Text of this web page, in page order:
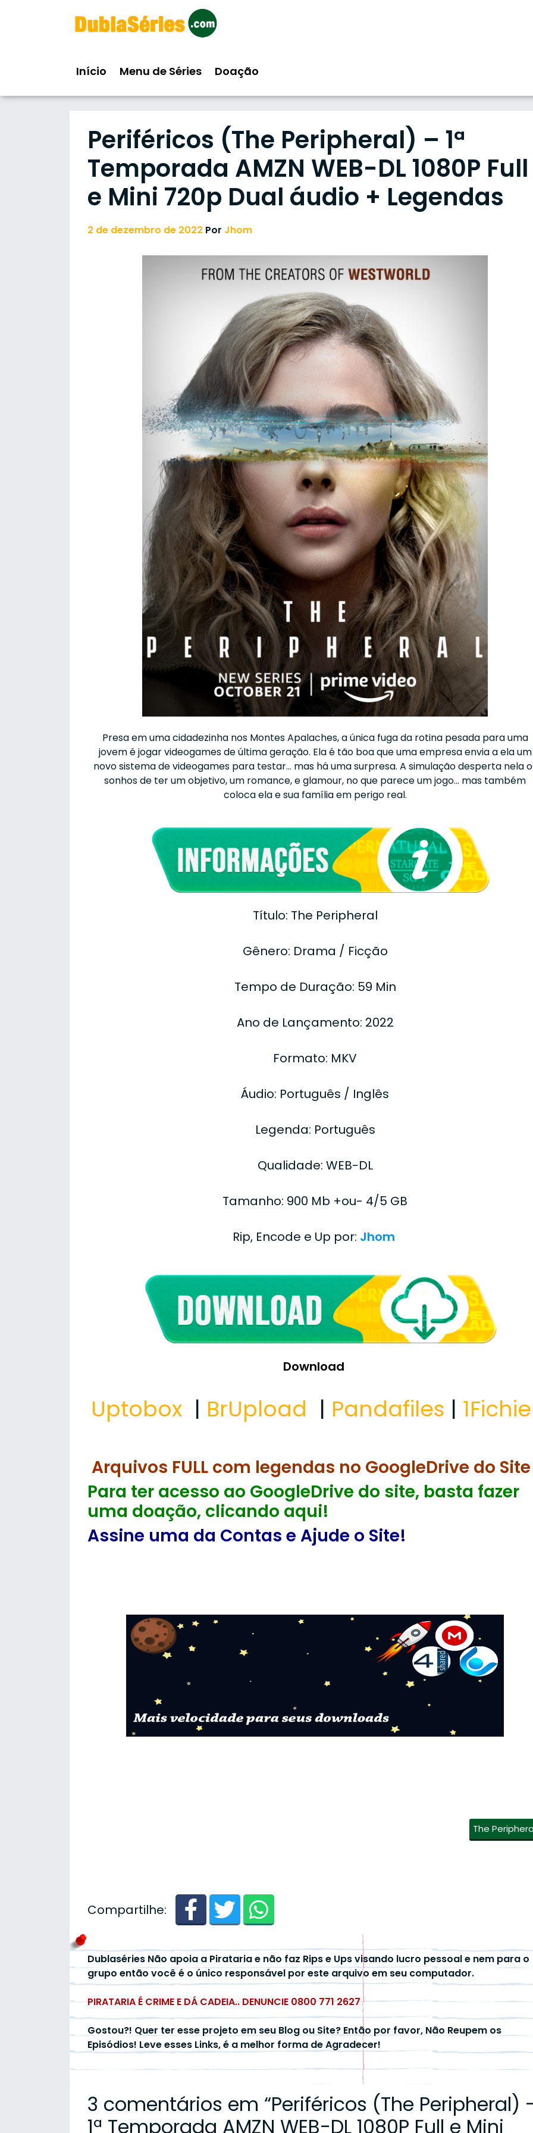
Início Menu de Séries Doação
Periféricos (The Peripheral) – 1ª
Temporada AMZN WEB-DL 1080P Full
e Mini 720p Dual áudio + Legendas
2 de dezembro de 2022 Por Jhom
Presa em uma cidadezinha nos Montes Apalaches, a única fuga da rotina pesada para uma
jovem é jogar videogames de última geração. Ela é tão boa que uma empresa envia a ela um
novo sistema de videogames para testar… mas há uma surpresa. A simulação desperta nela
sonhos de ter um objetivo, um romance, e glamour, no que parece um jogo… mas também
coloca ela e sua família em perigo real.
Título: The Peripheral
Gênero: Drama / Ficção
Tempo de Duração: 59 Min
Ano de Lançamento: 2022
Formato: MKV
Áudio: Português / Inglês
Legenda: Português
Qualidade: WEB-DL
Tamanho: 900 Mb +ou- 4/5 GB
Rip, Encode e Up por: Jhom
Download
Uptobox | BrUpload | Pandafiles |
Arquivos FULL com legendas no GoogleDrive do Site
Para ter acesso ao GoogleDrive do site, basta fazer
uma doação, clicando aqui!
Assine uma da Contas e Ajude o Site!
The
Compartilhe:
Dublaséries Não apoia a Pirataria e não faz Rips e Ups visando lucro pessoal e nem para o
grupo então você é o único responsável por este arquivo em seu computador.
PIRATARIA É CRIME E DÁ CADEIA.. DENUNCIE 0800 771 2627
Gostou?! Quer ter esse projeto em seu Blog ou Site? Então por favor, Não Reupem os
Episódios! Leve esses Links, é a melhor forma de Agradecer!
3 comentários em “Periféricos (The Peripheral)
1ª Temporada AMZN WEB-DL 1080P Full e Mini